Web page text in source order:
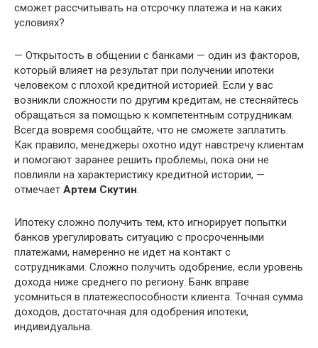
сможет рассчитывать на отсрочку платежа и на каких
условиях?
— Открытость в общении с банками — один из факторов,
который влияет на результат при получении ипотеки
человеком с плохой кредитной историей. Если у вас
возникли сложности по другим кредитам, не стесняйтесь
обращаться за помощью к компетентным сотрудникам.
Всегда вовремя сообщайте, что не сможете заплатить.
Как правило, менеджеры охотно идут навстречу клиентам
и помогают заранее решить проблемы, пока они не
повлияли на характеристику кредитной истории, —
отмечает Артем Скутин.
Ипотеку сложно получить тем, кто игнорирует попытки
банков урегулировать ситуацию с просроченными
платежами, намеренно не идет на контакт с
сотрудниками. Сложно получить одобрение, если уровень
дохода ниже среднего по региону. Банк вправе
усомниться в платежеспособности клиента. Точная сумма
доходов, достаточная для одобрения ипотеки,
индивидуальна.